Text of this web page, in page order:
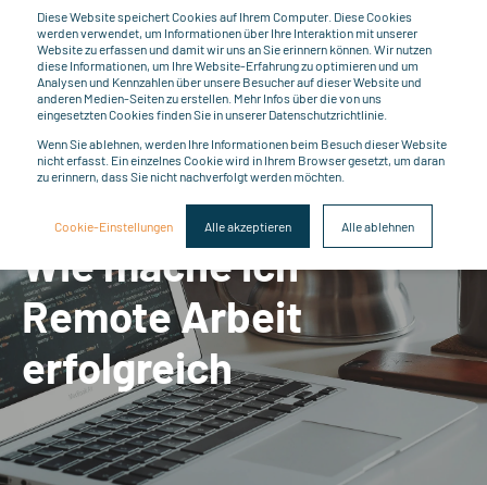
Diese Website speichert Cookies auf Ihrem Computer. Diese Cookies
werden verwendet, um Informationen über Ihre Interaktion mit unserer
Website zu erfassen und damit wir uns an Sie erinnern können. Wir nutzen
diese Informationen, um Ihre Website-Erfahrung zu optimieren und um
Analysen und Kennzahlen über unsere Besucher auf dieser Website und
anderen Medien-Seiten zu erstellen. Mehr Infos über die von uns
eingesetzten Cookies finden Sie in unserer Datenschutzrichtlinie.
Wenn Sie ablehnen, werden Ihre Informationen beim Besuch dieser Website
nicht erfasst. Ein einzelnes Cookie wird in Ihrem Browser gesetzt, um daran
zu erinnern, dass Sie nicht nachverfolgt werden möchten.
Cookie-Einstellungen Alle akzeptieren Alle ablehnen
Tomas Schiffbauer LESEZEIT 2 MINUTEN
Wissensdusche -
Wie mache ich
Remote Arbeit
erfolgreich